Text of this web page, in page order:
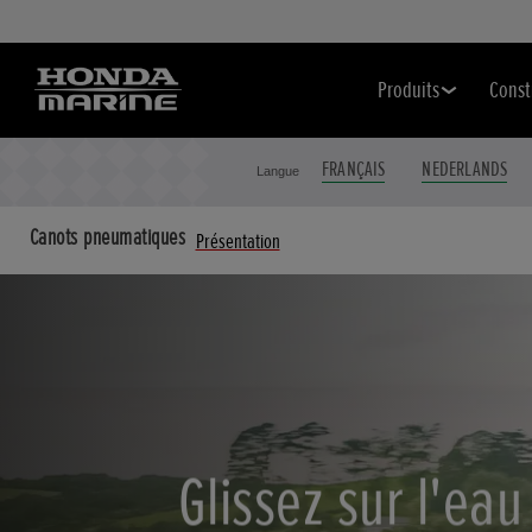
Produits
Langue FRANÇAIS NEDERLANDS
Canots pneumatiques Présentation
Glissez sur